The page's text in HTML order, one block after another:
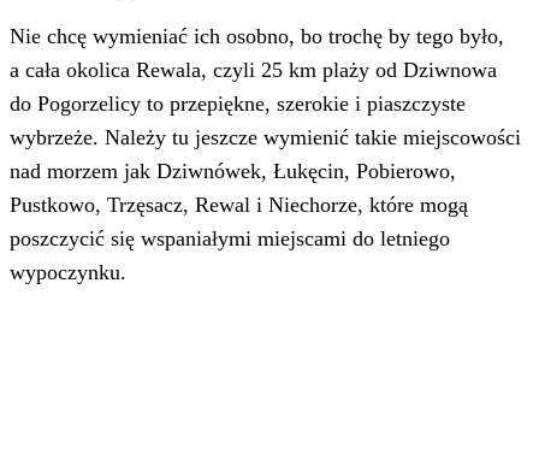
Nie chcę wymieniać ich osobno, bo trochę by tego było,
a cała okolica Rewala, czyli 25 km plaży od Dziwnowa
do Pogorzelicy to przepiękne, szerokie i piaszczyste
wybrzeże. Należy tu jeszcze wymienić takie miejscowości
nad morzem jak Dziwnówek, Łukęcin, Pobierowo,
Pustkowo, Trzęsacz, Rewal i Niechorze, które mogą
poszczycić się wspaniałymi miejscami do letniego
wypoczynku.